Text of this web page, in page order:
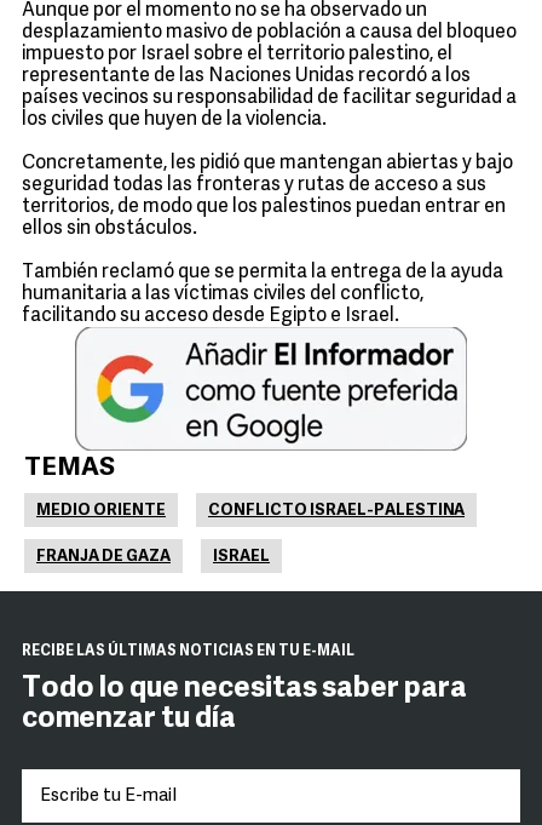
Aunque por el momento no se ha observado un
desplazamiento masivo de población a causa del bloqueo
impuesto por Israel sobre el territorio palestino, el
representante de las Naciones Unidas recordó a los
países vecinos su responsabilidad de facilitar seguridad a
los civiles que huyen de la violencia.
Concretamente, les pidió que mantengan abiertas y bajo
seguridad todas las fronteras y rutas de acceso a sus
territorios, de modo que los palestinos puedan entrar en
ellos sin obstáculos.
También reclamó que se permita la entrega de la ayuda
humanitaria a las víctimas civiles del conflicto,
facilitando su acceso desde Egipto e Israel.
TEMAS
MEDIO ORIENTE CONFLICTO ISRAEL-PALESTINA
FRANJA DE GAZA ISRAEL
RECIBE LAS ÚLTIMAS NOTICIAS EN TU E-MAIL
Todo lo que necesitas saber para
comenzar tu día